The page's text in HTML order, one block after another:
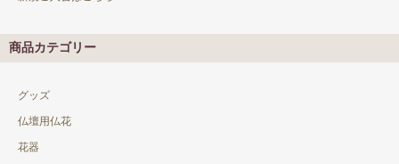
商品カテゴリー
グッズ
仏壇用仏花
花器